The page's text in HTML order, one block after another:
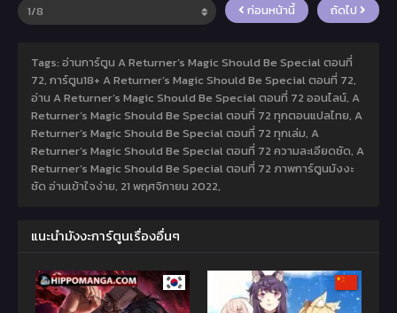
ก่อนหน้านี้ ถัดไป
Tags: อ่านการ์ตูน A Returner’s Magic Should Be Special ตอนที่
72, การ์ตูน18+ A Returner’s Magic Should Be Special ตอนที่ 72,
อ่าน A Returner’s Magic Should Be Special ตอนที่ 72 ออนไลน์, A
Returner’s Magic Should Be Special ตอนที่ 72 ทุกตอนแปลไทย, A
Returner’s Magic Should Be Special ตอนที่ 72 ทุกเล่ม, A
Returner’s Magic Should Be Special ตอนที่ 72 ความละเอียดชัด, A
Returner’s Magic Should Be Special ตอนที่ 72 ภาพการ์ตูนมังงะ
ชัด อ่านเข้าใจง่าย, 21 พฤศจิกายน 2022,
แนะนำมังงะการ์ตูนเรื่องอื่นๆ